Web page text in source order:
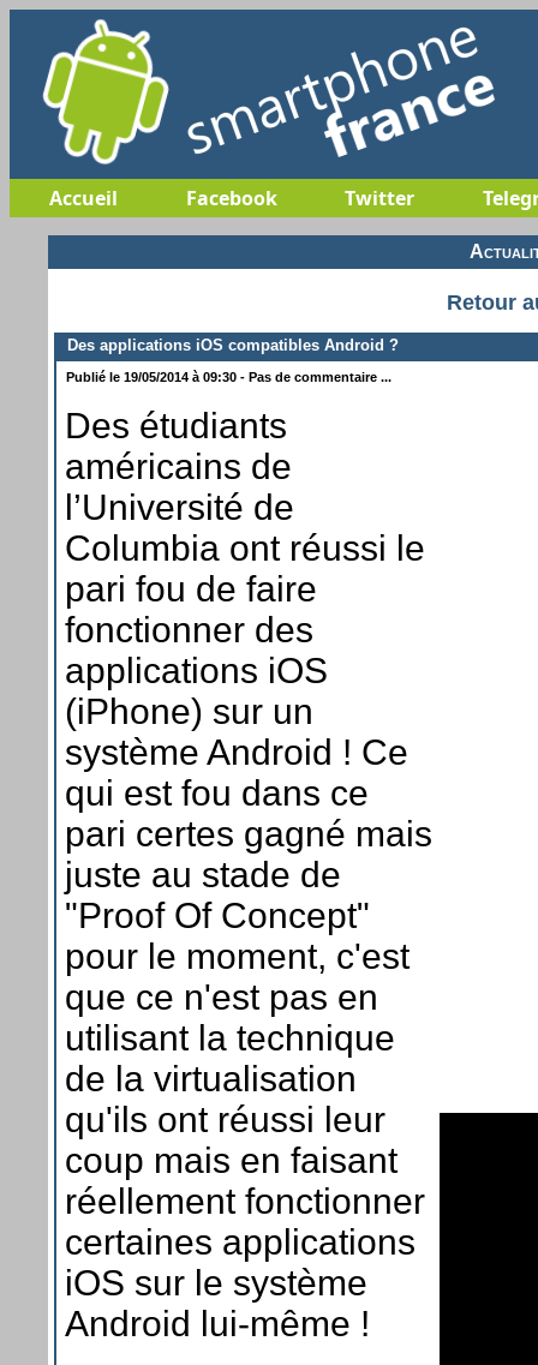
Accueil Facebook Twitter
Retour
Des applications iOS compatibles Android ?
Publié le 19/05/2014 à 09:30 - Pas de commentaire ...
Des étudiants
américains de
l’Université de
Columbia ont réussi le
pari fou de faire
fonctionner des
applications iOS
(iPhone) sur un
système Android ! Ce
qui est fou dans ce
pari certes gagné mais
juste au stade de
"Proof Of Concept"
pour le moment, c'est
que ce n'est pas en
utilisant la technique
de la virtualisation
qu'ils ont réussi leur
coup mais en faisant
réellement fonctionner
certaines applications
iOS sur le système
Android lui-même !